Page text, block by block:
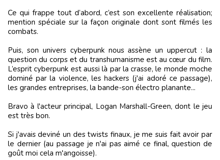
Ce qui frappe tout d’abord, c’est son excellente réalisation;
mention spéciale sur la façon originale dont sont filmés les
combats.
Puis, son univers cyberpunk nous assène un uppercut : la
question du corps et du transhumanisme est au cœur du film.
L’esprit cyberpunk est aussi là par la crasse, le monde moche
dominé par la violence, les hackers (j'ai adoré ce passage),
les grandes entreprises, la bande-son électro planante...
Bravo à l'acteur principal, Logan Marshall-Green, dont le jeu
est très bon.
Si j'avais deviné un des twists finaux, je me suis fait avoir par
le dernier (au passage je n'ai pas aimé ce final, question de
goût moi cela m'angoisse).